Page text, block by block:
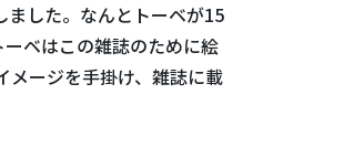
した。なんとトーベが15
ベはこの雑誌のために絵
メージを手掛け、雑誌に載